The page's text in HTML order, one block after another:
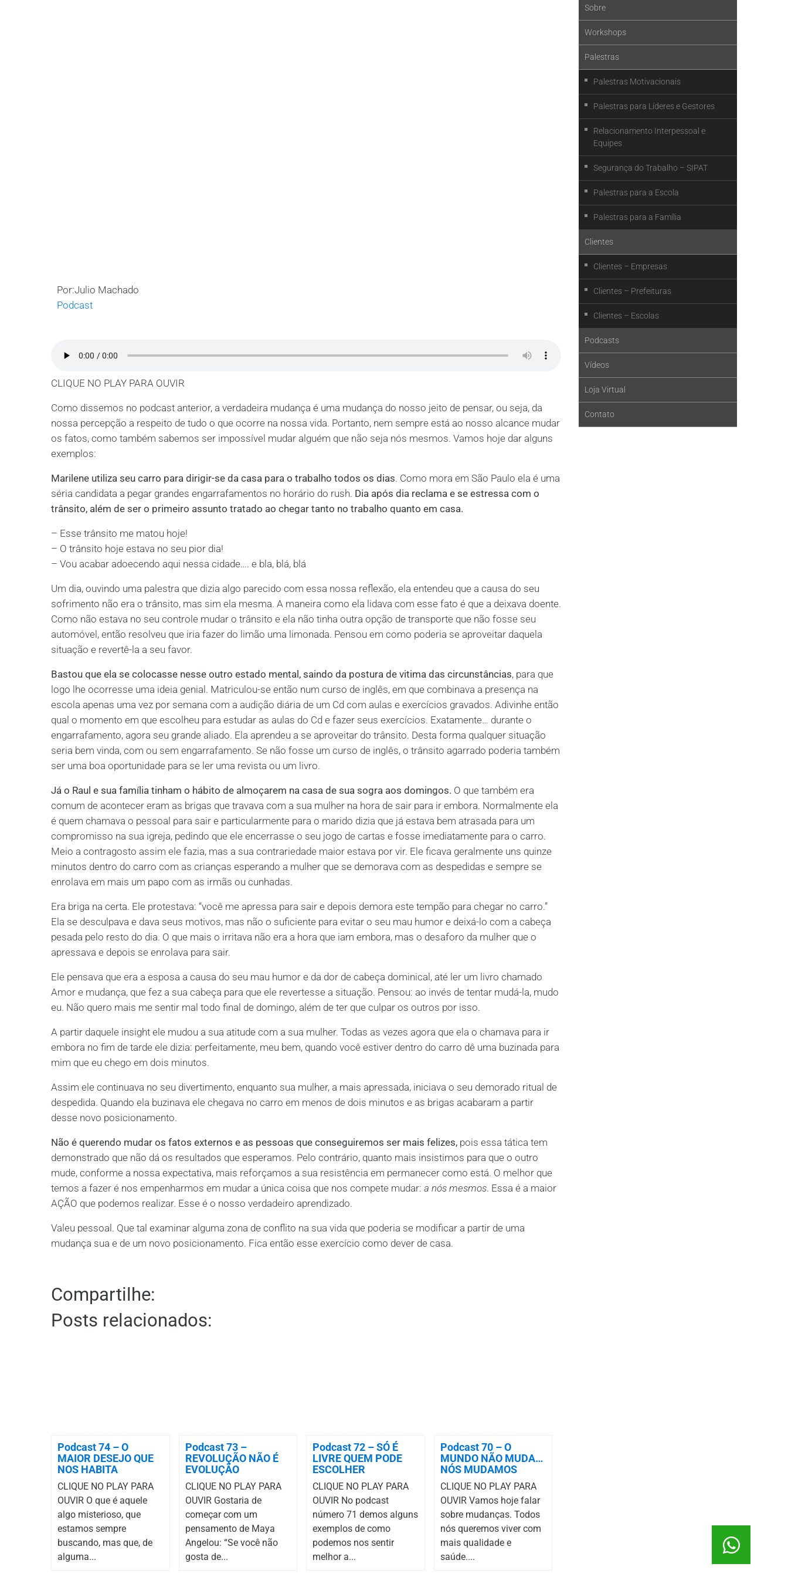
Por:Julio Machado
Podcast
CLIQUE NO PLAY PARA OUVIR
Como dissemos no podcast anterior, a verdadeira mudança é uma mudança do nosso jeito de pensar, ou seja, da
nossa percepção a respeito de tudo o que ocorre na nossa vida. Portanto, nem sempre está ao nosso alcance mudar
os fatos, como também sabemos ser impossível mudar alguém que não seja nós mesmos. Vamos hoje dar alguns
exemplos:
Marilene utiliza seu carro para dirigir-se da casa para o trabalho todos os dias. Como mora em São Paulo ela é uma
séria candidata a pegar grandes engarrafamentos no horário do rush. Dia após dia reclama e se estressa com o
trânsito, além de ser o primeiro assunto tratado ao chegar tanto no trabalho quanto em casa.
– Esse trânsito me matou hoje!
– O trânsito hoje estava no seu pior dia!
– Vou acabar adoecendo aqui nessa cidade…. e bla, blá, blá
Um dia, ouvindo uma palestra que dizia algo parecido com essa nossa reflexão, ela entendeu que a causa do seu
sofrimento não era o trânsito, mas sim ela mesma. A maneira como ela lidava com esse fato é que a deixava doente.
Como não estava no seu controle mudar o trânsito e ela não tinha outra opção de transporte que não fosse seu
automóvel, então resolveu que iria fazer do limão uma limonada. Pensou em como poderia se aproveitar daquela
situação e revertê-la a seu favor.
Bastou que ela se colocasse nesse outro estado mental, saindo da postura de vitima das circunstâncias, para que
logo lhe ocorresse uma ideia genial. Matriculou-se então num curso de inglês, em que combinava a presença na
escola apenas uma vez por semana com a audição diária de um Cd com aulas e exercícios gravados. Adivinhe então
qual o momento em que escolheu para estudar as aulas do Cd e fazer seus exercícios. Exatamente… durante o
engarrafamento, agora seu grande aliado. Ela aprendeu a se aproveitar do trânsito. Desta forma qualquer situação
seria bem vinda, com ou sem engarrafamento. Se não fosse um curso de inglês, o trânsito agarrado poderia também
ser uma boa oportunidade para se ler uma revista ou um livro.
Já o Raul e sua família tinham o hábito de almoçarem na casa de sua sogra aos domingos. O que também era
comum de acontecer eram as brigas que travava com a sua mulher na hora de sair para ir embora. Normalmente ela
é quem chamava o pessoal para sair e particularmente para o marido dizia que já estava bem atrasada para um
compromisso na sua igreja, pedindo que ele encerrasse o seu jogo de cartas e fosse imediatamente para o carro.
Meio a contragosto assim ele fazia, mas a sua contrariedade maior estava por vir. Ele ficava geralmente uns quinze
minutos dentro do carro com as crianças esperando a mulher que se demorava com as despedidas e sempre se
enrolava em mais um papo com as irmãs ou cunhadas.
Era briga na certa. Ele protestava: “você me apressa para sair e depois demora este tempão para chegar no carro.”
Ela se desculpava e dava seus motivos, mas não o suficiente para evitar o seu mau humor e deixá-lo com a cabeça
pesada pelo resto do dia. O que mais o irritava não era a hora que iam embora, mas o desaforo da mulher que o
apressava e depois se enrolava para sair.
Ele pensava que era a esposa a causa do seu mau humor e da dor de cabeça dominical, até ler um livro chamado
Amor e mudança, que fez a sua cabeça para que ele revertesse a situação. Pensou: ao invés de tentar mudá-la, mudo
eu. Não quero mais me sentir mal todo final de domingo, além de ter que culpar os outros por isso.
A partir daquele insight ele mudou a sua atitude com a sua mulher. Todas as vezes agora que ela o chamava para ir
embora no fim de tarde ele dizia: perfeitamente, meu bem, quando você estiver dentro do carro dê uma buzinada para
mim que eu chego em dois minutos.
Assim ele continuava no seu divertimento, enquanto sua mulher, a mais apressada, iniciava o seu demorado ritual de
despedida. Quando ela buzinava ele chegava no carro em menos de dois minutos e as brigas acabaram a partir
desse novo posicionamento.
Não é querendo mudar os fatos externos e as pessoas que conseguiremos ser mais felizes, pois essa tática tem
demonstrado que não dá os resultados que esperamos. Pelo contrário, quanto mais insistimos para que o outro
mude, conforme a nossa expectativa, mais reforçamos a sua resistência em permanecer como está. O melhor que
temos a fazer é nos empenharmos em mudar a única coisa que nos compete mudar: a nós mesmos. Essa é a maior
AÇÃO que podemos realizar. Esse é o nosso verdadeiro aprendizado.
Valeu pessoal. Que tal examinar alguma zona de conflito na sua vida que poderia se modificar a partir de uma
mudança sua e de um novo posicionamento. Fica então esse exercício como dever de casa.
Compartilhe:
Posts relacionados:
Podcast 74 – O
MAIOR DESEJO QUE
NOS HABITA
CLIQUE NO PLAY PARA
OUVIR O que é aquele
algo misterioso, que
estamos sempre
buscando, mas que, de
alguma...
Podcast 73 –
REVOLUÇÃO NÃO É
EVOLUÇÃO
CLIQUE NO PLAY PARA
OUVIR Gostaria de
começar com um
pensamento de Maya
Angelou: “Se você não
gosta de...
Podcast 72 – SÓ É
LIVRE QUEM PODE
ESCOLHER
CLIQUE NO PLAY PARA
OUVIR No podcast
número 71 demos alguns
exemplos de como
podemos nos sentir
melhor a...
Podcast 70 – O
MUNDO NÃO MUDA…
NÓS MUDAMOS
CLIQUE NO PLAY PARA
OUVIR Vamos hoje falar
sobre mudanças. Todos
nós queremos viver com
mais qualidade e
saúde....
Sobre
Workshops
Palestras
Palestras Motivacionais
Palestras para Líderes e Gestores
Relacionamento Interpessoal e
Equipes
Segurança do Trabalho – SIPAT
Palestras para a Escola
Palestras para a Família
Clientes
Clientes – Empresas
Clientes – Prefeituras
Clientes – Escolas
Podcasts
Vídeos
Loja Virtual
Contato